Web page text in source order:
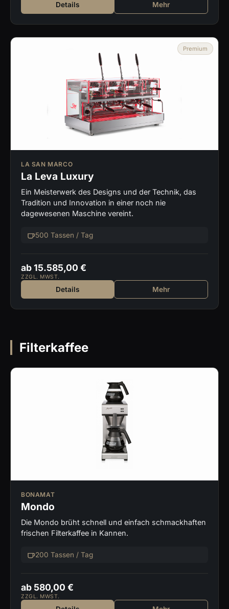
Details Mehr
Premium
LA SAN MARCO
La Leva Luxury
Ein Meisterwerk des Designs und der Technik, das
Tradition und Innovation in einer noch nie
dagewesenen Maschine vereint.
500 Tassen / Tag
ab 15.585,00 €
ZZGL. MWST.
Details Mehr
Filterkaffee
BONAMAT
Mondo
Die Mondo brüht schnell und einfach schmackhaften
frischen Filterkaffee in Kannen.
200 Tassen / Tag
ab 580,00 €
ZZGL. MWST.